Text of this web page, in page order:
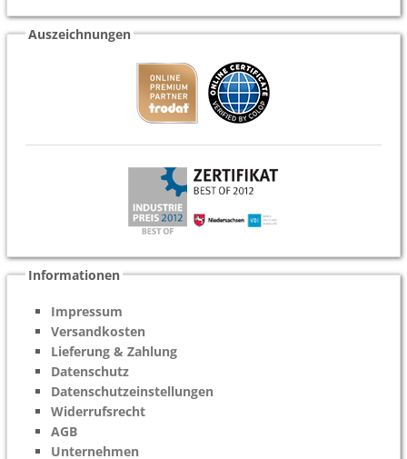
Auszeichnungen
Informationen
Impressum
Versandkosten
Lieferung & Zahlung
Datenschutz
Datenschutzeinstellungen
Widerrufsrecht
AGB
Unternehmen